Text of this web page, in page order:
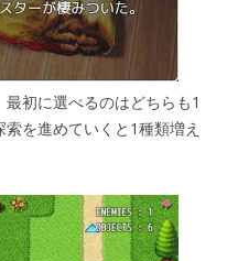
初に選べるのはどちらも1
を進めていくと1種類増え